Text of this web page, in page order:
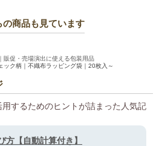
商品も見ています
販促・売場演出に使える包装用品
ク柄｜不織布ラッピング袋｜20枚入～
するためのヒントが詰まった人気記
方【自動計算付き】